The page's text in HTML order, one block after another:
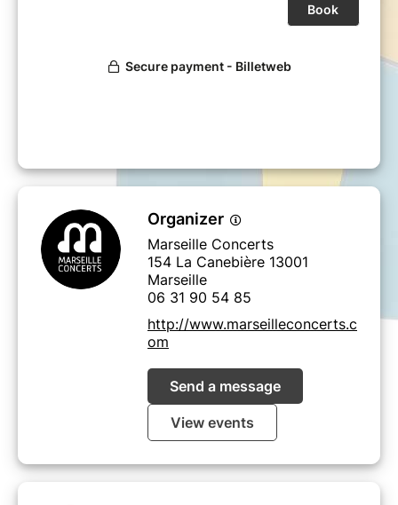
Organizer
Marseille Concerts
154 La Canebière 13001
Marseille
06 31 90 54 85
http://www.marseilleconcerts.c
om
Send a message
View events